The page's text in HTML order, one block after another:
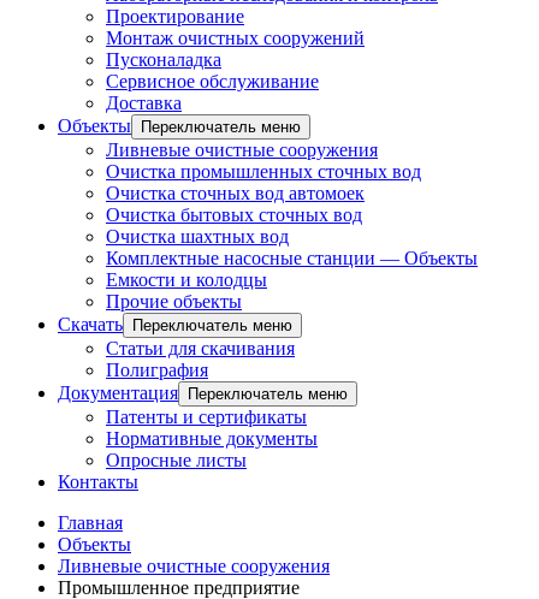
Проектирование
Монтаж очистных сооружений
Пусконаладка
Сервисное обслуживание
Доставка
Объекты
Переключатель меню
Ливневые очистные сооружения
Очистка промышленных сточных вод
Очистка сточных вод автомоек
Очистка бытовых сточных вод
Очистка шахтных вод
Комплектные насосные станции — Объекты
Емкости и колодцы
Прочие объекты
Скачать
Переключатель меню
Статьи для скачивания
Полиграфия
Документация
Переключатель меню
Патенты и сертификаты
Нормативные документы
Опросные листы
Контакты
Главная
Объекты
Ливневые очистные сооружения
Промышленное предприятие